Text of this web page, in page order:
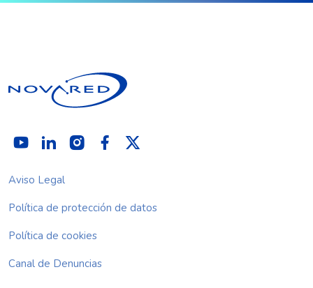
Aviso Legal
Política de protección de datos
Política de cookies
Canal de Denuncias